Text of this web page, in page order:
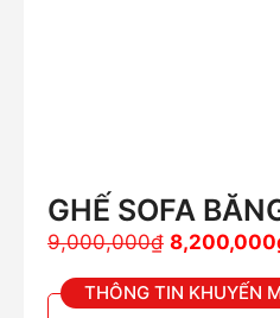
GHẾ SOFA
9,000,000₫ Giá
là:
8,200,000
THÔNG TIN KHUYẾN